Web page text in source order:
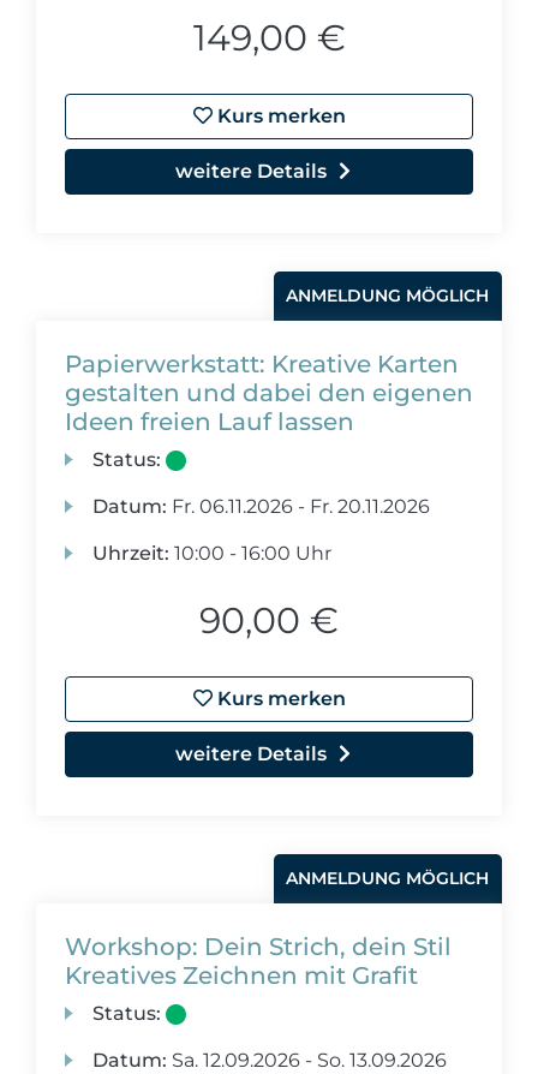
149,00 €
Kurs merken
weitere Details
ANMELDUNG MÖGLICH
Papierwerkstatt: Kreative Karten
gestalten und dabei den eigenen
Ideen freien Lauf lassen
Status:
Datum: Fr. 06.11.2026 - Fr. 20.11.2026
Uhrzeit: 10:00 - 16:00 Uhr
90,00 €
Kurs merken
weitere Details
ANMELDUNG MÖGLICH
Workshop: Dein Strich, dein Stil
Kreatives Zeichnen mit Grafit
Status:
Datum: Sa. 12.09.2026 - So. 13.09.2026